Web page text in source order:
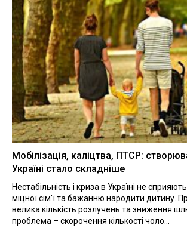
Мобілізація, каліцтва, ПТСР:
Україні стало складніше
Нестабільність і криза в Україні не
міцної сім'ї та бажанню народити дитину.
велика кількість розлучень та зниження
проблема – скорочення кількості чоло...